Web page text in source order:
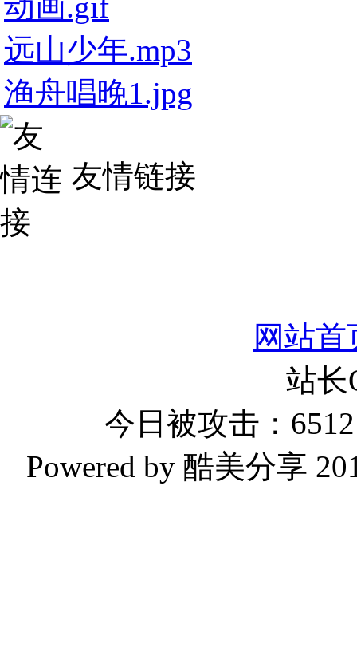
动画.gif
远山少年.mp3
渔舟唱晚1.jpg
友情链接
网站首
站
今日被攻击：
Powered by 酷美分享